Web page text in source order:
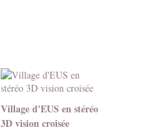
Village d'EUS en stéréo
3D vision croisée